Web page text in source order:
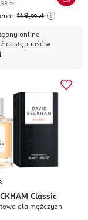
zł
149,99 zł
online
dostępność w
Classic
dla mężczyzn